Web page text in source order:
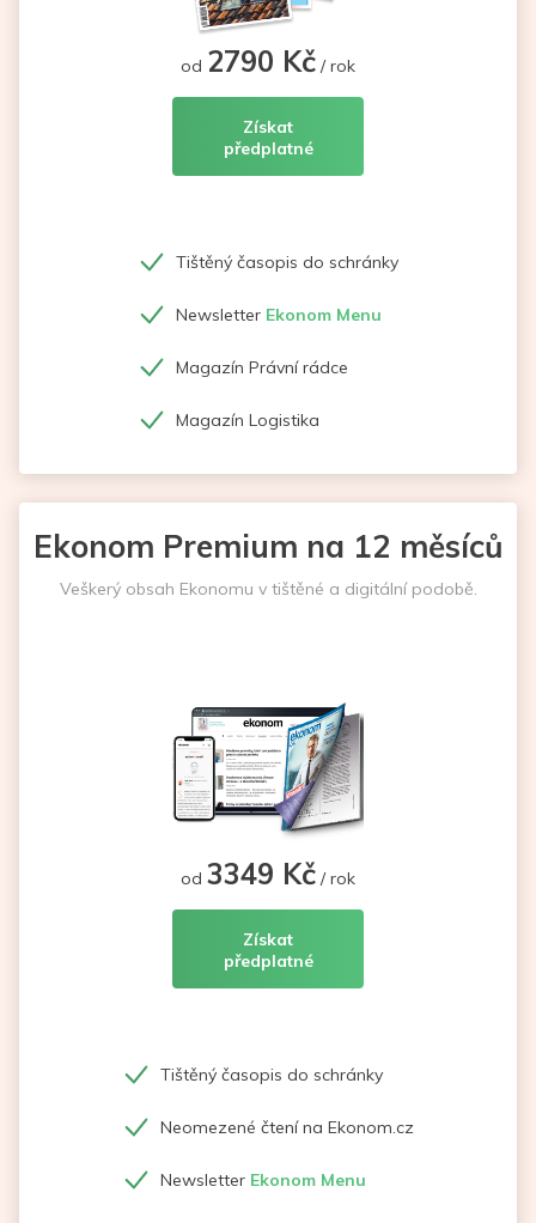
od 2790 Kč / rok
Získat
předplatné
Tištěný časopis do schránky
Newsletter Ekonom Menu
Magazín Právní rádce
Magazín Logistika
Ekonom Premium na 12 měsíců
Veškerý obsah Ekonomu v tištěné a digitální podobě.
od 3349 Kč / rok
Získat
předplatné
Tištěný časopis do schránky
Neomezené čtení na Ekonom.cz
Newsletter Ekonom Menu